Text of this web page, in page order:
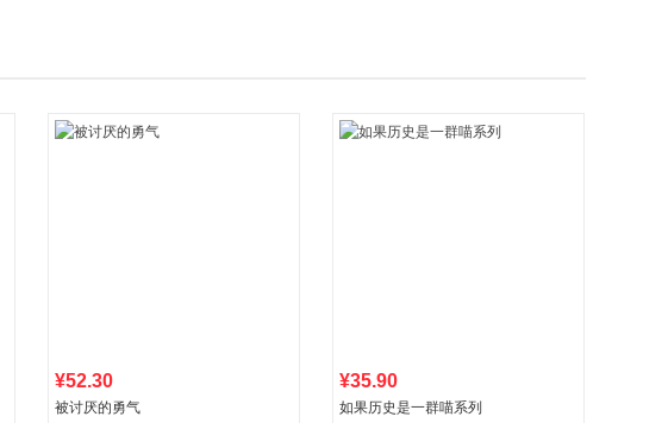
数码影音
¥52.30
被讨厌的勇气
¥35.90
如果历史是一群喵系列